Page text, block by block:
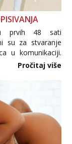
prvih 48 sati
su za stvaranje
u komunikaciji.
ili intimnih
zaslužila to
Pročitaj više